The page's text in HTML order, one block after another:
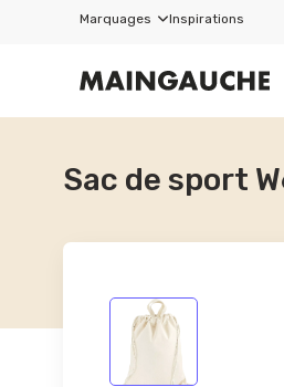
Marquages Inspirations
Sac de sport